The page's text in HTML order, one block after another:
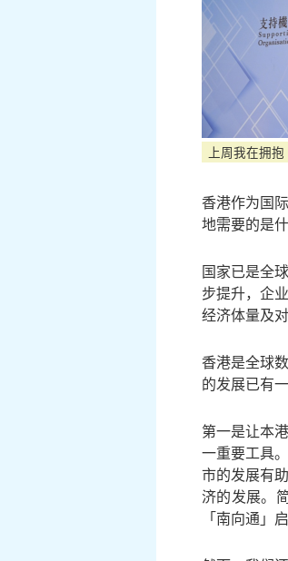
上周我在拥
香港作为国
地需要的是
国家已是全
步提升，企
经济体量及
香港是全球
的发展已有
第一是让本
一重要工具
市的发展有
济的发展。
「南向通」